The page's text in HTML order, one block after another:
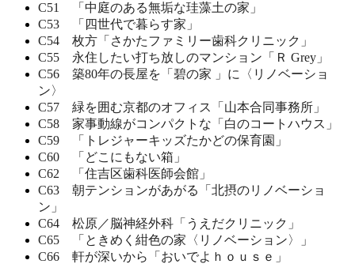
C51 「中庭のある無垢な珪藻土の家」
C53 「四世代で暮らす家」
C54 枚方「さかたファミリー歯科クリニック」
C55 永住したい打ち放しのマンション「Ｒ Grey」
C56 築80年の長屋を「碧の家 」に〈リノベーショ
ン〉
C57 緑を囲む京都のオフィス「山本合同事務所」
C58 家事動線がコンパクトな「白のコートハウス」
C59 「トレジャーキッズたかどの保育園」
C60 「どこにもない箱」
C62 「住吉区歯科医師会館」
C63 朝テンションがあがる「北摂のリノベーショ
ン」
C64 松原／脳神経外科「うえだクリニック」
C65 「ときめく紺色の家〈リノベーション〉」
C66 軒が深いから「おいでよｈｏｕｓｅ」